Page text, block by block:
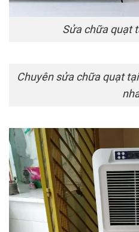
Sửa chữa quạt
Chuyên sửa chữa quạt